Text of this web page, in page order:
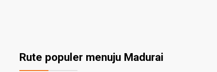
Rute populer menuju Madurai